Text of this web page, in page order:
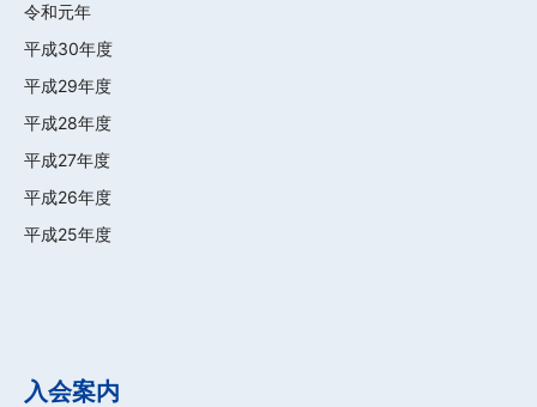
令和元年
平成30年度
平成29年度
平成28年度
平成27年度
平成26年度
平成25年度
入会案内